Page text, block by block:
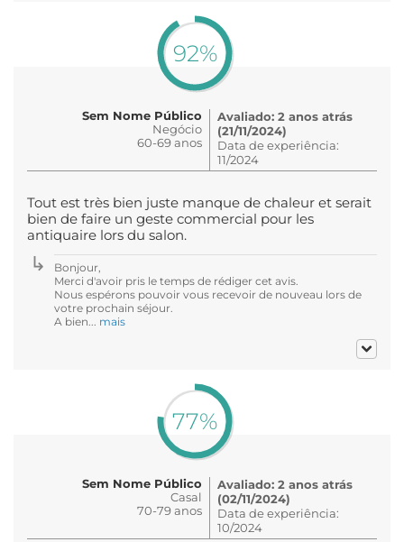
92%
Sem Nome Público
Negócio
60-69 anos
Avaliado: 2 anos atrás
(21/11/2024)
Data de experiência:
11/2024
Tout est très bien juste manque de chaleur et serait
bien de faire un geste commercial pour les
antiquaire lors du salon.
Bonjour,
Merci d'avoir pris le temps de rédiger cet avis.
Nous espérons pouvoir vous recevoir de nouveau lors de
votre prochain séjour.
A bien... mais
77%
Sem Nome Público
Casal
70-79 anos
Avaliado: 2 anos atrás
(02/11/2024)
Data de experiência:
10/2024